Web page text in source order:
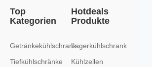
Top
Kategorien
Getränkekühlschrank
Tiefkühlschränke
Hotdeals
Produkte
Lagerkühlschrank
Kühlzellen